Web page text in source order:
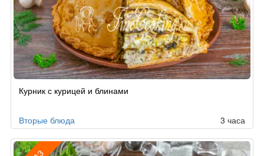
поКурник с курицей и блинами
Вторые блюда 3 часа